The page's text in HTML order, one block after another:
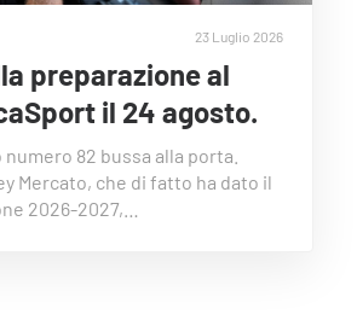
23 Luglio 2026
preparazione al
il 24 agosto.
82 bussa alla porta.
Mercato, che di fatto ha dato il
2026-2027,…